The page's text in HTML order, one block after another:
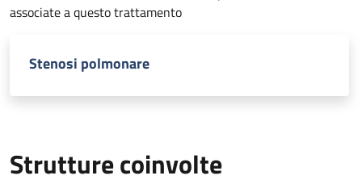
associate a questo trattamento
Stenosi polmonare
Strutture coinvolte